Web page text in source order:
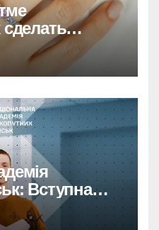
сделать
девушке
Вступна